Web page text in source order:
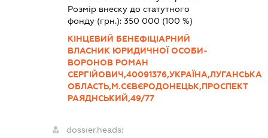
Розмір внеску до статутного
фонду (грн.): 350 000 (100 %)
КІНЦЕВИЙ БЕНЕФІЦІАРНИЙ
ВЛАСНИК ЮРИДИЧНОЇ ОСОБИ-
ВОРОНОВ РОМАН
СЕРГІЙОВИЧ,40091376,УКРАЇНА,ЛУГАНСЬКА
ОБЛАСТЬ,М.СЄВЄРОДОНЕЦЬК,ПРОСПЕКТ
РАЯДНСЬКИЙ,49/77
dossier.heads: